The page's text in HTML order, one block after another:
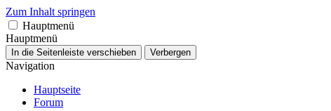
Zum Inhalt springen
Hauptmenü
Hauptmenü
In die Seitenleiste verschieben Verbergen
Navigation
Hauptseite
Forum